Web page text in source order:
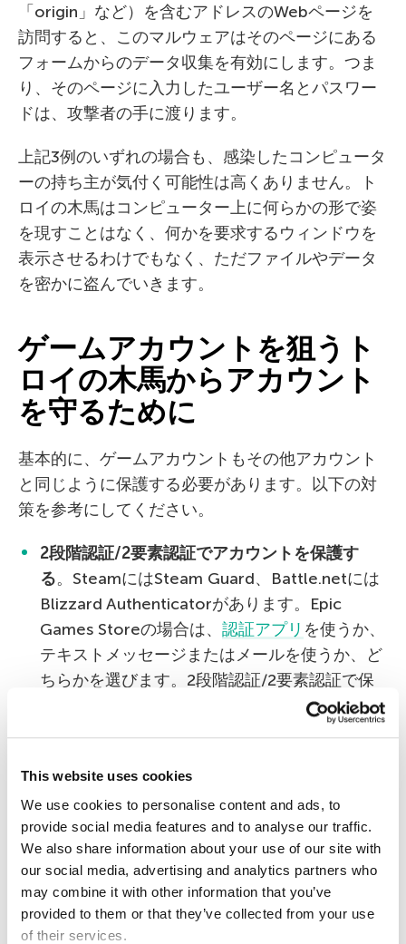
This website uses cookies
We use cookies to personalise content and ads, to
provide social media features and to analyse our traffic.
We also share information about your use of our site with
our social media, advertising and analytics partners who
may combine it with other information that you’ve
provided to them or that they’ve collected from your use
of their services.
「origin」など）を含むアドレスのWebページを
訪問すると、このマルウェアはそのページにある
フォームからのデータ収集を有効にします。つま
り、そのページに入力したユーザー名とパスワー
ドは、攻撃者の手に渡ります。
上記3例のいずれの場合も、感染したコンピュータ
ーの持ち主が気付く可能性は高くありません。ト
ロイの木馬はコンピューター上に何らかの形で姿
を現すことはなく、何かを要求するウィンドウを
表示させるわけでもなく、ただファイルやデータ
を密かに盗んでいきます。
ゲームアカウントを狙うト
ロイの木馬からアカウント
を守るために
基本的に、ゲームアカウントもその他アカウント
と同じように保護する必要があります。以下の対
策を参考にしてください。
2段階認証/2要素認証でアカウントを保護す
る。SteamにはSteam Guard、Battle.netには
Blizzard Authenticatorがあります。Epic
Games Storeの場合は、 認証アプリ を使うか、
テキストメッセージまたはメールを使うか、ど
ちらかを選びます。2段階認証/2要素認証で保
護してあれば、サイバー犯罪者はユーザー名と
パスワードを知っていてもアカウントにアクセ
したり、海賊版をダウンロードしたりしない
攻撃者は何でも無料で手に入れようとする人々
がいるのを分かっていて、クラック版やチート
ツールや改造版の中にマルウェアを潜ませま
す。